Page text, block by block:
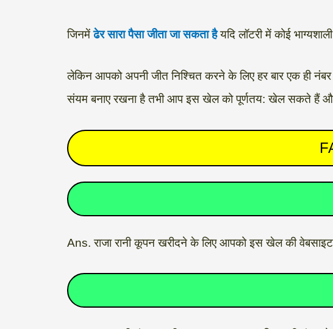
जिनमेंढेर सारा पैसा जीता जा सकता हैयदि लॉटरी में कोई
लेकिन आपको अपनी जीत निश्चित करने के लिए हर बार एक ही
संयम बनाए रखना है तभी आप इस खेल को पूर्णतय: खेल सकते हैं
Ans. राजा रानी कूपन खरीदने के लिए आपको इस खेल की